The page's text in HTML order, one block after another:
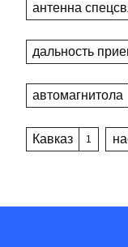
антенна
дальность
автомагнитола
Кавказ 1